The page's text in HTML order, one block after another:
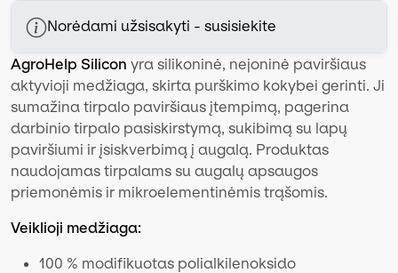
Norėdami užsisakyti - susisiekite
AgroHelp Silicon yra silikoninė, nejoninė paviršiaus
aktyvioji medžiaga, skirta purškimo kokybei gerinti. Ji
sumažina tirpalo paviršiaus įtempimą, pagerina
darbinio tirpalo pasiskirstymą, sukibimą su lapų
paviršiumi ir įsiskverbimą į augalą. Produktas
naudojamas tirpalams su augalų apsaugos
priemonėmis ir mikroelementinėmis trąšomis.
Veiklioji medžiaga:
100 % modifikuotas polialkilenoksido